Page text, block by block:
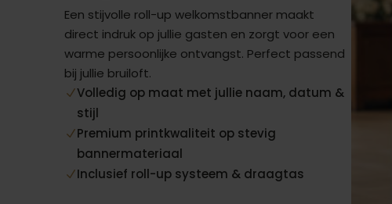
Een stijvolle roll-up welkomstbanner maakt
direct indruk op jullie gasten en zorgt voor een
warme persoonlijke ontvangst. Perfect passend
bij jullie bruiloft.
NVolledig op maat met jullie naam, datum &
stijl
NPremium printkwaliteit op stevig
bannermateriaal
NInclusief roll-up systeem & draagtas